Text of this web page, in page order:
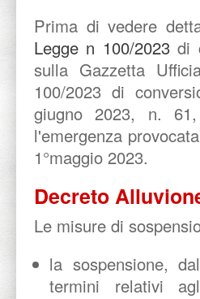
Prima di vedere
Legge n 100/2023 di
sulla Gazzetta
100/2023 di
giugno 2023, n.
l'emergenza
1°maggio 2023.
Decreto
Le misure di
la sospensione,
termini relativi